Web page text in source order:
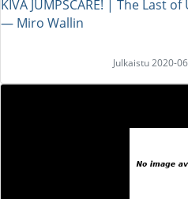
KIVA JUMPSCARE! | The Last of
― Miro Wallin
Julkaistu 2020-